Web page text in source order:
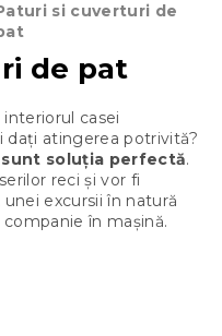
si cuverturi de
de pat
casei
dați atingerea potrivită?
soluția perfectă.
reci și vor fi
excursii în natură
în mașină.